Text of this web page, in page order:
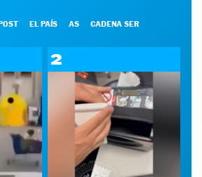
EL PAÍS AS CADENA SER
2